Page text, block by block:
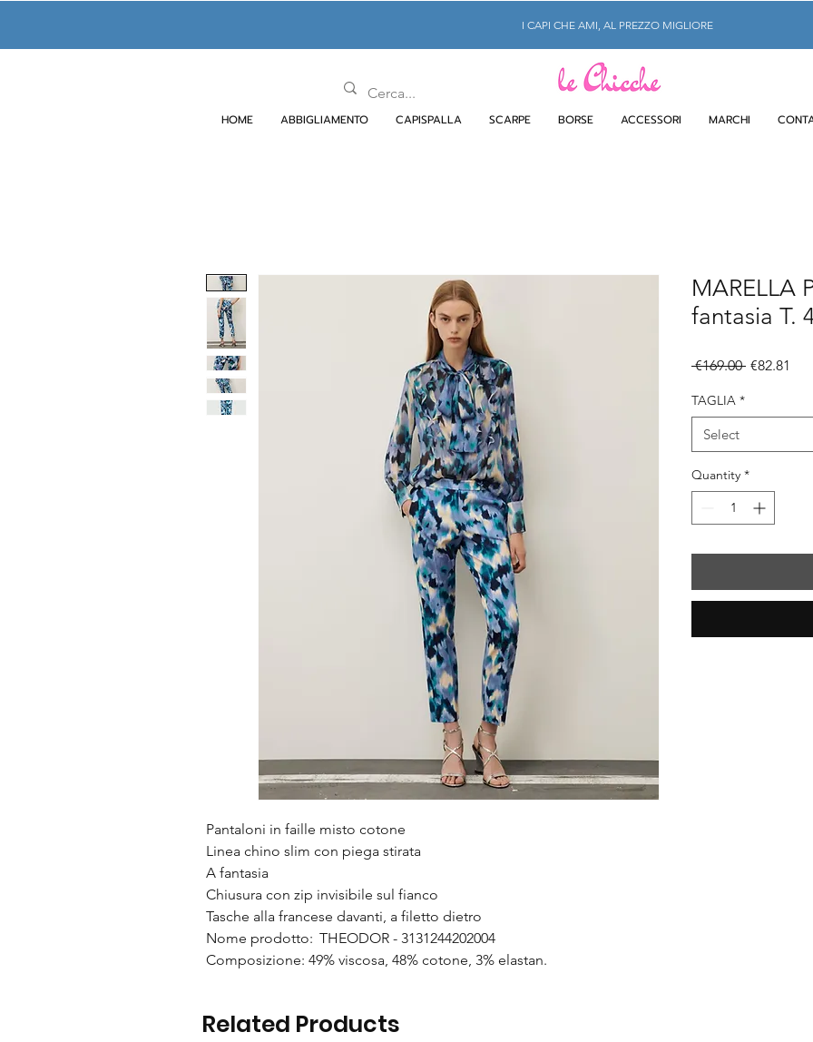
I CAPI CHE AMI, AL PREZZO MIGLIORE
HOME ABBIGLIAMENTO CAPISPALLA SCARPE BORSE ACCESSORI MARCHI
Pantaloni in faille misto cotone
Linea chino slim con piega stirata
A fantasia
Chiusura con zip invisibile sul fianco
Tasche alla francese davanti, a filetto dietro
Nome prodotto: THEODOR - 3131244202004
Composizione: 49% viscosa, 48% cotone, 3% elastan.
MARELLA
fantasia T.
€169.00 Regular
€82.81
TAGLIA *
Select
Quantity *
Related Products